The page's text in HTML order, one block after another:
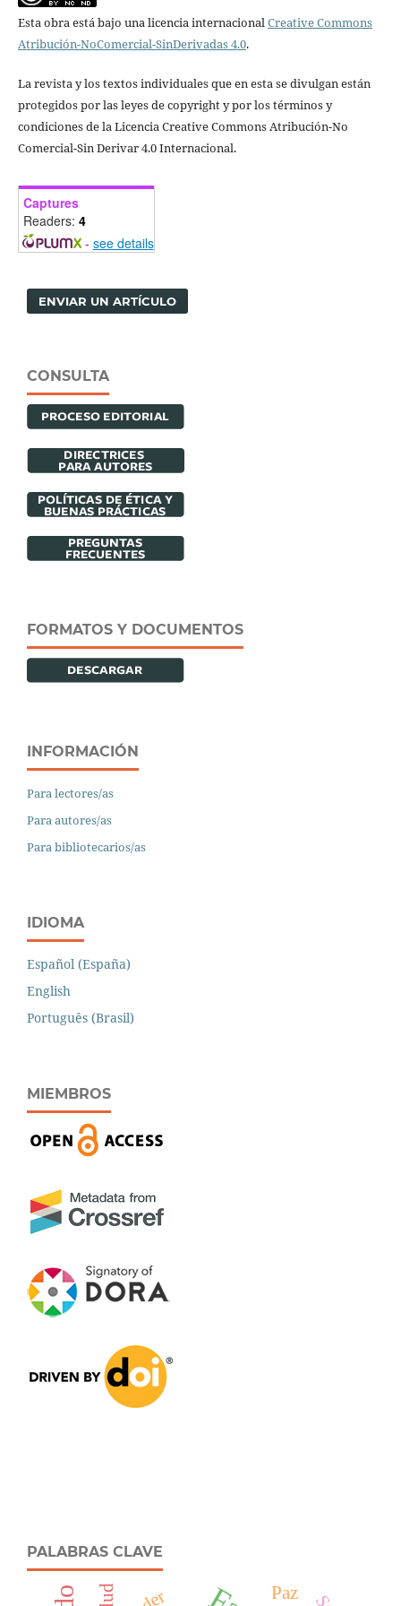
Esta obra está bajo una licencia internacionalCreative Commons
Atribución-NoComercial-SinDerivadas 4.0.
La revista y los textos individuales que en esta se divulgan están
protegidos por las leyes de copyright y por los términos y
condiciones de la Licencia Creative Commons Atribución-No
Comercial-Sin Derivar 4.0 Internacional.
Captures
Readers: 4
- see details
ENVIAR UN ARTÍCULO
CONSULTA
FORMATOS Y DOCUMENTOS
INFORMACIÓN
Para lectores/as
Para autores/as
Para bibliotecarios/as
IDIOMA
Español (España)
English
Português (Brasil)
MIEMBROS
PALABRAS CLAVE
Paz